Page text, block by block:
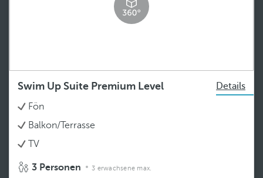
Swim Up Suite Premium Level
Details
Fön
Balkon/Terrasse
TV
3 Personen 3 erwachsene max.